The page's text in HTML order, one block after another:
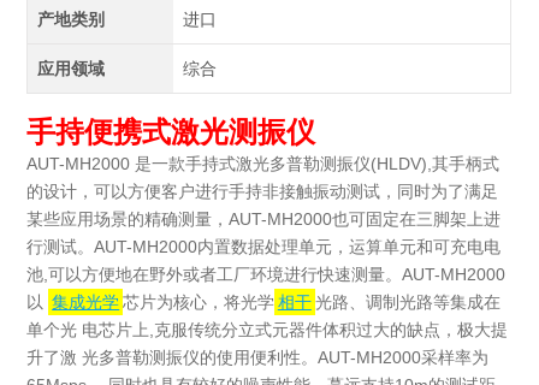
产地类别 进口
应用领域 综合
手持便携式激光测振仪
AUT-MH2000 是一款手持式激光多普勒测振仪(HLDV),其手柄式
的设计，可以方便客户进行手持非接触振动测试，同时为了满足
某些应用场景的精确测量，AUT-MH2000也可固定在三脚架上进
行测试。AUT-MH2000内置数据处理单元，运算单元和可充电电
池,可以方便地在野外或者工厂环境进行快速测量。AUT-MH2000
以 集成光学芯片为核心，将光学相干 光路、调制光路等集成在
单个光 电芯片上,克服传统分立式元器件体积过大的缺点，极大提
升了激 光多普勒测振仪的使用便利性。AUT-MH2000采样率为